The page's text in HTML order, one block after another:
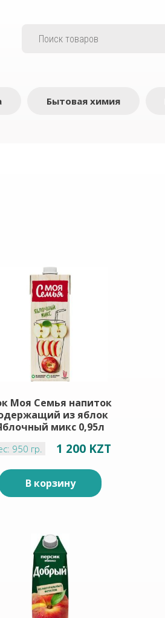
Бытовая химия
Моя Семья напиток
из яблок
микс 0,95л
950 гр. 1 200 KZT
В корзину